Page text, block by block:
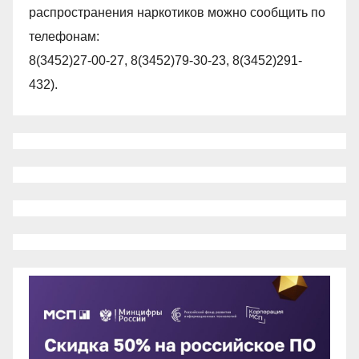
распространения наркотиков можно сообщить по
телефонам:
8(3452)27-00-27, 8(3452)79-30-23, 8(3452)291-
432).